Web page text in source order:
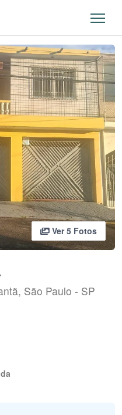
Ver 5 Fotos
São Paulo - SP